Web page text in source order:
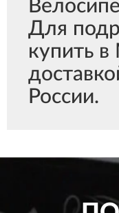
Для
купить
России.